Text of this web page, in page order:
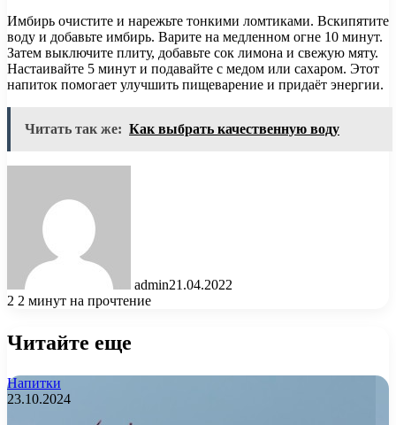
Имбирь очистите и нарежьте тонкими ломтиками. Вскипятите
воду и добавьте имбирь. Варите на медленном огне 10 минут.
Затем выключите плиту, добавьте сок лимона и свежую мяту.
Настаивайте 5 минут и подавайте с медом или сахаром. Этот
напиток помогает улучшить пищеварение и придаёт энергии.
Читать так же: Как выбрать качественную воду
admin21.04.2022
2 2 минут на прочтение
Читайте еще
Напитки
23.10.2024